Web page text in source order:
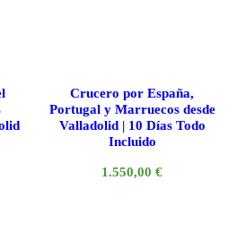
Crucero por España,
Portugal y Marruecos desde
Valladolid | 10 Días Todo
Incluido
1.550,00€